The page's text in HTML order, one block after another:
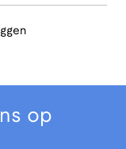
op